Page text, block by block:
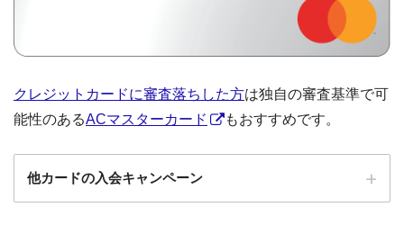
クレジットカードに審査落ちした方は独自の審査基準で可
能性のあるACマスターカード もおすすめです。
他カードの入会キャンペーン